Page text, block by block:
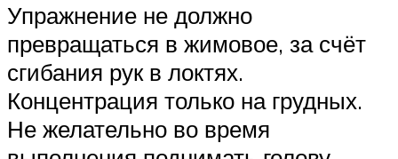
Упражнение не должно
превращаться в жимовое, за счёт
сгибания рук в локтях.
Концентрация только на грудных.
Не желательно во время